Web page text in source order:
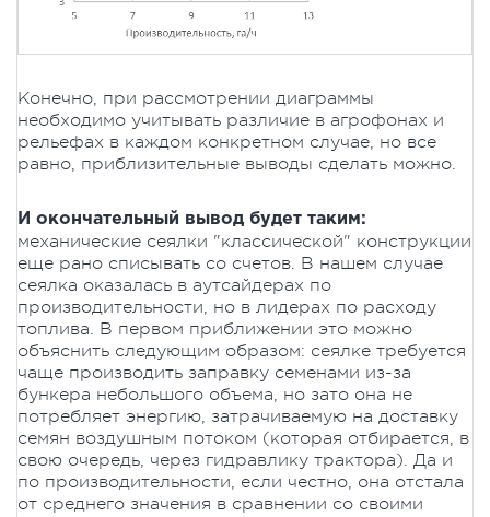
Конечно, при рассмотрении диаграммы
необходимо учитывать различие в агрофонах и
рельефах в каждом конкретном случае, но все
равно, приблизительные выводы сделать можно.
И окончательный вывод будет таким:
механические сеялки "классической" конструкции
еще рано списывать со счетов. В нашем случае
сеялка оказалась в аутсайдерах по
производительности, но в лидерах по расходу
топлива. В первом приближении это можно
объяснить следующим образом: сеялке требуется
чаще производить заправку семенами из-за
бункера небольшого объема, но зато она не
потребляет энергию, затрачиваемую на доставку
семян воздушным потоком (которая отбирается, в
свою очередь, через гидравлику трактора). Да и
по производительности, если честно, она отстала
от среднего значения в сравнении со своими